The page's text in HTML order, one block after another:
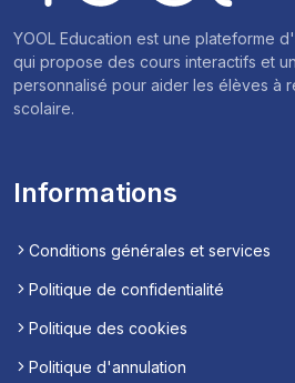
YOOL Education est une plateforme
qui propose des cours interactifs et
personnalisé pour aider les élèves à
scolaire.
Informations
Conditions générales et services
Politique de confidentialité
Politique des cookies
Politique d'annulation